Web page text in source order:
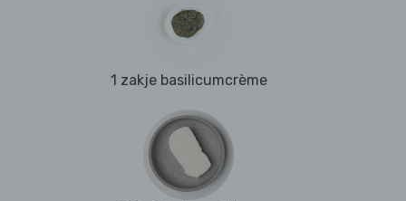
1 zakje basilicumcrème